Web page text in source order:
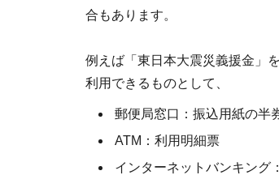
合もあります。
例えば「東日本大震災義援金」
利用できるものとして、
郵便局窓口：振込用紙の半
ATM：利用明細票
インターネットバンキング